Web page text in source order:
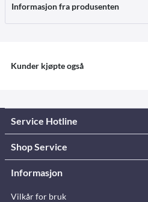
Informasjon fra produsenten
Kunder kjøpte også
Service Hotline
Shop Service
Informasjon
Vilkår for bruk